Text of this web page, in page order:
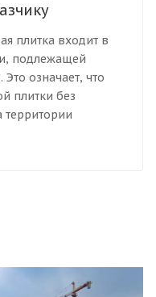
плитка входит в
подлежащей
означает, что
плитки без
территории